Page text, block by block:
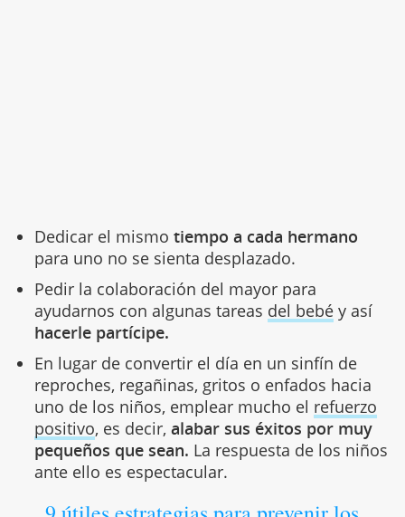
Dedicar el mismo tiempo a cada hermano
para uno no se sienta desplazado.
Pedir la colaboración del mayor para
ayudarnos con algunas tareas del bebéy así
hacerle partícipe.
En lugar de convertir el día en un sinfín de
reproches, regañinas, gritos o enfados hacia
uno de los niños, emplear mucho el refuerzo
positivo, es decir, alabar sus éxitos por muy
pequeños que sean. La respuesta de los niños
ante ello es espectacular.